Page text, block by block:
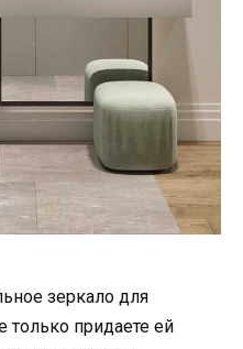
зеркало для
придаете ей